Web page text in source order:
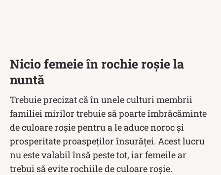
Nicio femeie în rochie roșie la
nuntă
Trebuie precizat că în unele culturi membrii
familiei mirilor trebuie să poarte îmbrăcăminte
de culoare roșie pentru a le aduce noroc și
prosperitate proaspeților însurăței. Acest lucru
nu este valabil însă peste tot, iar femeile ar
trebui să evite rochiile de culoare roșie.